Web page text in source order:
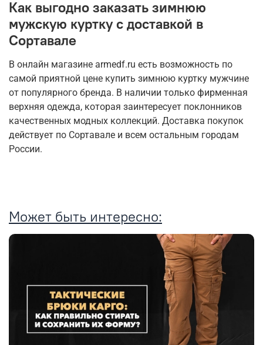
Как выгодно заказать зимнюю
мужскую куртку с доставкой в
Сортавале
В онлайн магазине armedf.ru есть возможность по
самой приятной цене купить зимнюю куртку мужчине
от популярного бренда. В наличии только фирменная
верхняя одежда, которая заинтересует поклонников
качественных модных коллекций. Доставка покупок
действует по Сортавале и всем остальным городам
России.
Может быть интересно: